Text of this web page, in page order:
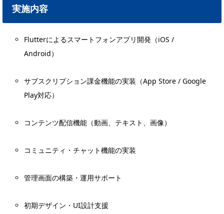
実施内容
Flutterによるスマートフォンアプリ開発（iOS /
Android）
サブスクリプション課金機能の実装（App Store / Google
Play対応）
コンテンツ配信機能（動画、テキスト、画像）
コミュニティ・チャット機能の実装
管理画面の構築・運用サポート
初期デザイン・UI設計支援